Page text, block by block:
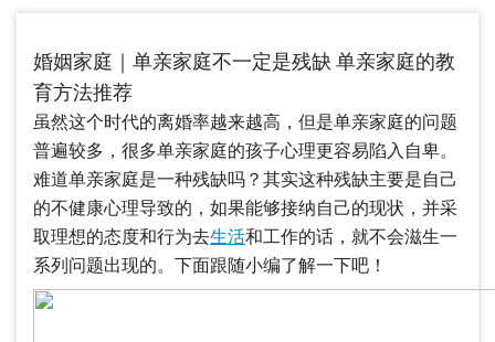
婚姻家庭｜单亲家庭不一定是残缺 单亲家庭的教
育方法推荐
虽然这个时代的离婚率越来越高，但是单亲家庭的问题
普遍较多，很多单亲家庭的孩子心理更容易陷入自卑。
难道单亲家庭是一种残缺吗？其实这种残缺主要是自己
的不健康心理导致的，如果能够接纳自己的现状，并采
取理想的态度和行为去生活和工作的话，就不会滋生一
系列问题出现的。下面跟随小编了解一下吧！